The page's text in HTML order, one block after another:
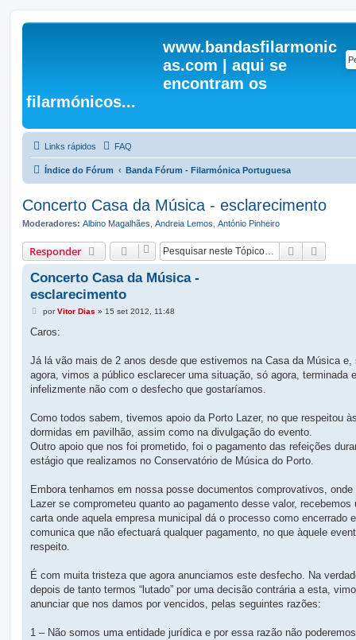
www.bandasfilarmonic
as.com | aqui se
encontram os
filarmónicos...
Links rápidos FAQ
Índice do Fórum Banda Fórum - Filarmónica Portuguesa
Concerto Casa da Música - esclarecimento
Moderadores: Albino Magalhães Andreia Lemos António Pinheiro
Responder Pesquisar
Concerto Casa da Música -
esclarecimento
M
n
g
m
porVitor Dias » 15 set 2012, 11:48
Caros:
Já lá vão mais de 2 anos desde que estivemos na Casa da Música e,
agora, vimos a público esclarecer uma situação, só agora, terminada e
infelizmente não com o desfecho que gostaríamos.
Como todos sabem, tivemos apoio da Porto Lazer, no que respeitou
dormidas em pavilhão, assim como na divulgação do evento.
Outro apoio que nos foi prometido, foi o pagamento das refeições
estágio que realizamos no Conservatório de Música do Porto.
Embora tenhamos em nossa posse documentos comprovativos, onde
Lazer se comprometeu quanto ao pagamento desse valor, recebemos
carta onde aquela empresa municipal dá o processo como encerrado
comunica que não efectuará qualquer pagamento, no que àquele
respeito.
É com muita tristeza que agora anunciamos este desfecho. Na
depois de tanto termos “lutado” por uma decisão contrária a esta,
anunciar que nos damos por vencidos, pelas seguintes razões:
1 – Não somos uma entidade jurídica e por essa razão não poderemos